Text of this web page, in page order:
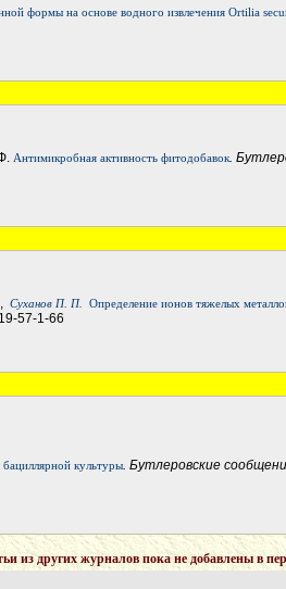
формы на основе водного извлечения Ortilia
Антимикробная активность фитодобавок.
, Суханов П. П. Определение ионов тяжелых
57-1-66
культуры. Бутлеровские
из других журналов пока не добавлены в